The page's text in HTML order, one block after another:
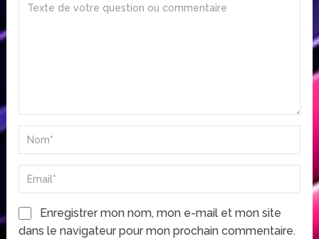
Enregistrer mon nom, mon e-mail et mon site
dans le navigateur pour mon prochain commentaire.